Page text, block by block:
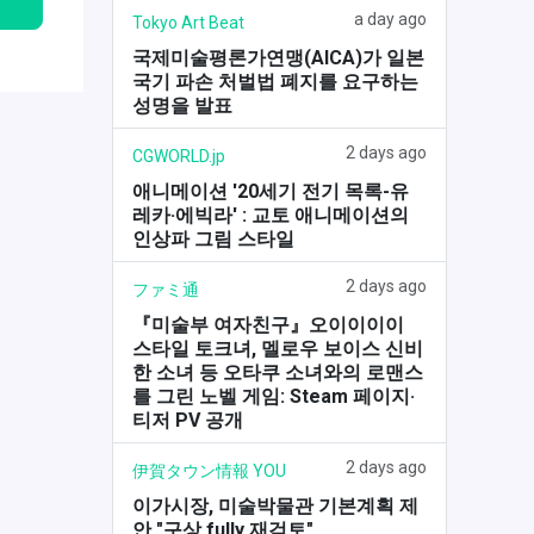
Tokyo Art Beat a day ago
국제미술평론가연맹(AICA)가 일본
국기 파손 처벌법 폐지를 요구하는
성명을 발표
CGWORLD.jp 2 days ago
애니메이션 '20세기 전기 목록-유
레카·에빅라' : 교토 애니메이션의
인상파 그림 스타일
ファミ通 2 days ago
『미술부 여자친구』오이이이이
스타일 토크녀, 멜로우 보이스 신비
한 소녀 등 오타쿠 소녀와의 로맨스
를 그린 노벨 게임: Steam 페이지·
티저 PV 공개
伊賀タウン情報 YOU 2 days ago
이가시장, 미술박물관 기본계획 제